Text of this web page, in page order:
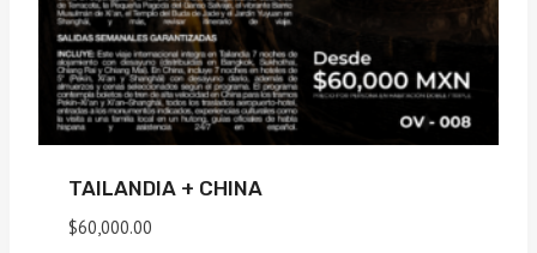
TAILANDIA + CHINA
$60,000.00